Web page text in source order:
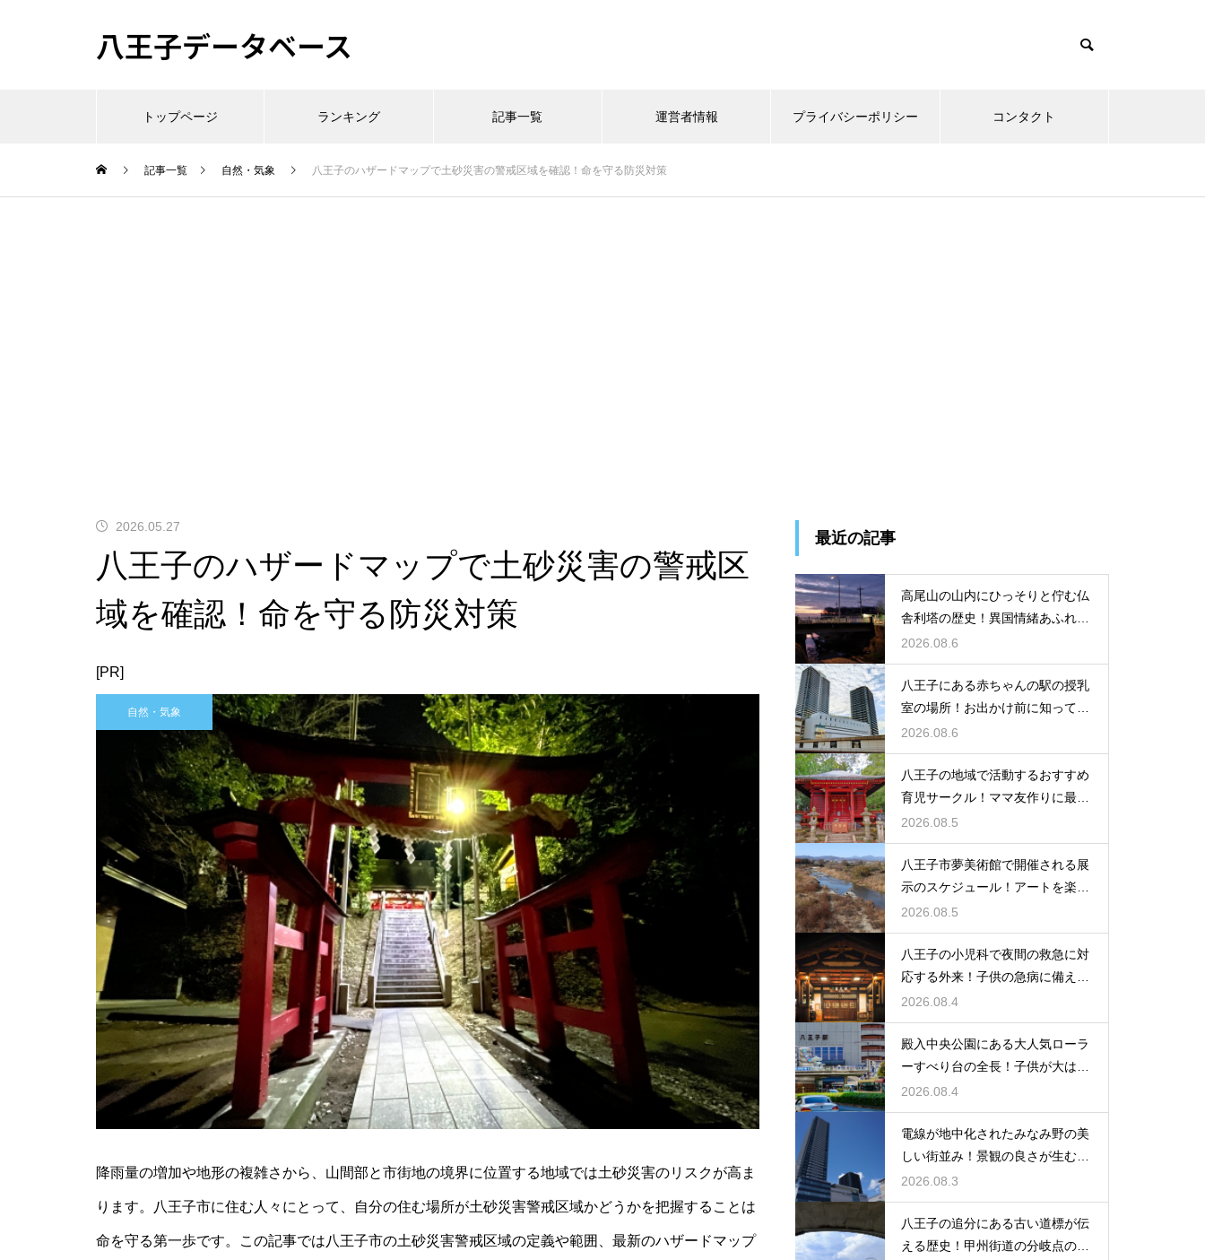
八王子データベース
トップページ ランキング 記事一覧 運営者情報 プライバシーポリシー コンタクト
記事一覧 自然・気象 八王子のハザードマップで土砂災害の警戒区域を確認！命を守る防災対策
2026.05.27
八王子のハザードマップで土砂災害の警戒区
域を確認！命を守る防災対策
[PR]
自然・気象
降雨量の増加や地形の複雑さから、山間部と市街地の境界に位置する地域では土砂災害のリスクが高ま
ります。八王子市に住む人々にとって、自分の住む場所が土砂災害警戒区域かどうかを把握することは
命を守る第一歩です。この記事では八王子市の土砂災害警戒区域の定義や範囲、最新のハザードマップ
最近の記事
高尾山の山内にひっそりと佇む仏
舎利塔の歴史！異国情緒あふれる
建造物
2026.08.6
八王子にある赤ちゃんの駅の授乳
室の場所！お出かけ前に知ってお
きたい事
2026.08.6
八王子の地域で活動するおすすめ
育児サークル！ママ友作りに最適
な場所
2026.08.5
八王子市夢美術館で開催される展
示のスケジュール！アートを楽し
む休日の旅
2026.08.5
八王子の小児科で夜間の救急に対
応する外来！子供の急病に備える
安心情報
2026.08.4
殿入中央公園にある大人気ローラ
ーすべり台の全長！子供が大はし
ゃぎの遊具
2026.08.4
電線が地中化されたみなみ野の美
しい街並み！景観の良さが生む住
みやすさ
2026.08.3
八王子の追分にある古い道標が伝
える歴史！甲州街道の分岐点の真